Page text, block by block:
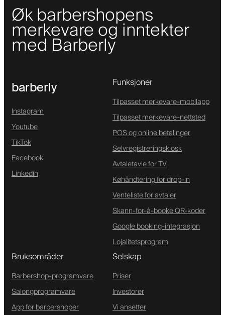
Øk barbershopens
merkevare og inntekter
med Barberly
barberly
Instagram
Youtube
TikTok
Facebook
Linkedin
Funksjoner
Tilpasset merkevare-mobilapp
Tilpasset merkevare-nettsted
POS og online betalinger
Selvregistreringskiosk
Avtaletavle for TV
Køhåndtering for drop-in
Venteliste for avtaler
Skann-for-å-booke QR-koder
Google booking-integrasjon
Lojalitetsprogram
Bruksområder
Barbershop-programvare
Salongprogramvare
App for barbershoper
Selskap
Priser
Investorer
Vi ansetter